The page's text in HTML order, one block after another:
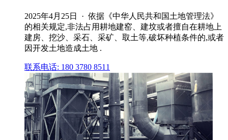
2025年4月25日 · 依据《中华人民共和国土地管理法》
的相关规定,非法占用耕地建窑、建坟或者擅自在耕地上
建房、挖沙、采石、采矿、取土等,破坏种植条件的,或者
因开发土地造成土地 .
联系电话: 180 3780 8511